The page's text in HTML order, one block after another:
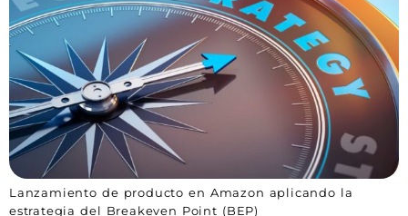
Lanzamiento de producto en Amazon aplicando la
estrategia del Breakeven Point (BEP)